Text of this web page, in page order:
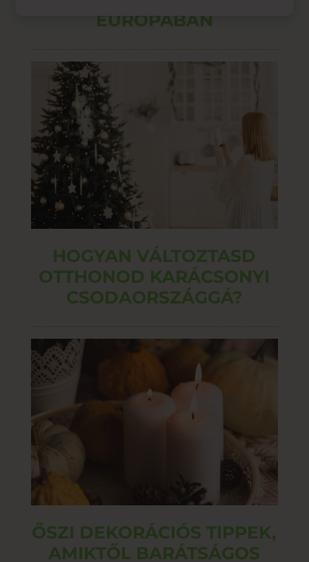
EURÓPÁBAN
HOGYAN VÁLTOZTASD
OTTHONOD KARÁCSONYI
CSODAORSZÁGGÁ?
ŐSZI DEKORÁCIÓS TIPPEK,
AMIKTŐL BARÁTSÁGOS